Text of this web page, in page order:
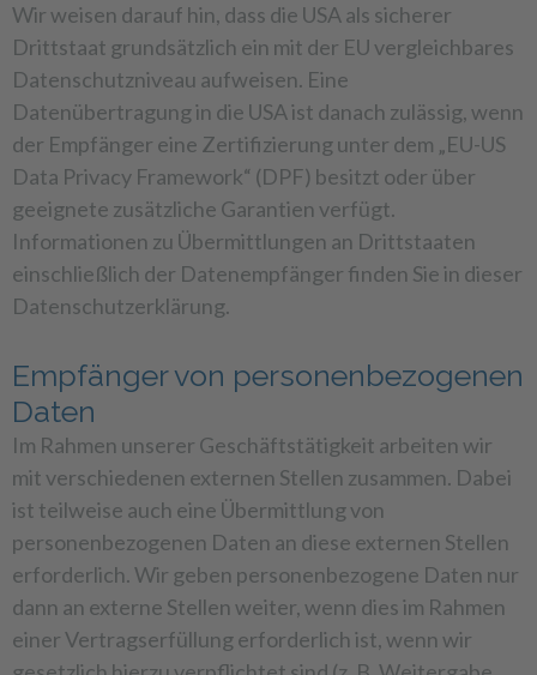
Wir weisen darauf hin, dass die USA als sicherer
Drittstaat grundsätzlich ein mit der EU vergleichbares
Datenschutzniveau aufweisen. Eine
Datenübertragung in die USA ist danach zulässig, wenn
der Empfänger eine Zertifizierung unter dem „EU-US
Data Privacy Framework“ (DPF) besitzt oder über
geeignete zusätzliche Garantien verfügt.
Informationen zu Übermittlungen an Drittstaaten
einschließlich der Datenempfänger finden Sie in dieser
Datenschutzerklärung.
Empfänger von personenbezogenen
Daten
Im Rahmen unserer Geschäftstätigkeit arbeiten wir
mit verschiedenen externen Stellen zusammen. Dabei
ist teilweise auch eine Übermittlung von
personenbezogenen Daten an diese externen Stellen
erforderlich. Wir geben personenbezogene Daten nur
dann an externe Stellen weiter, wenn dies im Rahmen
einer Vertragserfüllung erforderlich ist, wenn wir